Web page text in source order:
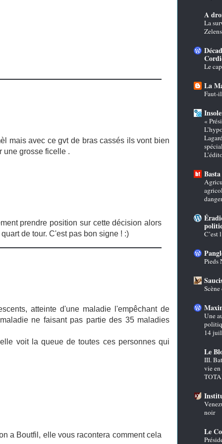
mais avec ce gvt de bras cassés ils vont bien
une grosse ficelle .
prendre position sur cette décision alors
de tour. C'est pas bon signe ! :)
atteinte d'une maladie l'empêchant de
ne faisant pas partie des 35 maladies
voit la queue de toutes ces personnes qui
a Boutfil, elle vous racontera comment cela
A
La
Le
La
Faut-
«
C’est
Pieds
Une
14
Le
III.
vie en
noir
Le